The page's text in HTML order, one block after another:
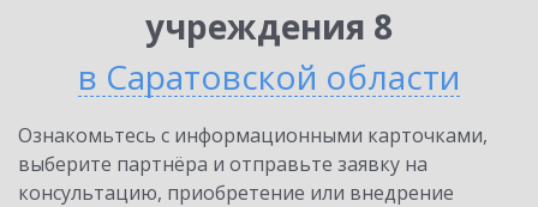
учреждения 8
в Саратовской области
Ознакомьтесь с информационными карточками,
выберите партнёра и отправьте заявку на
консультацию, приобретение или внедрение